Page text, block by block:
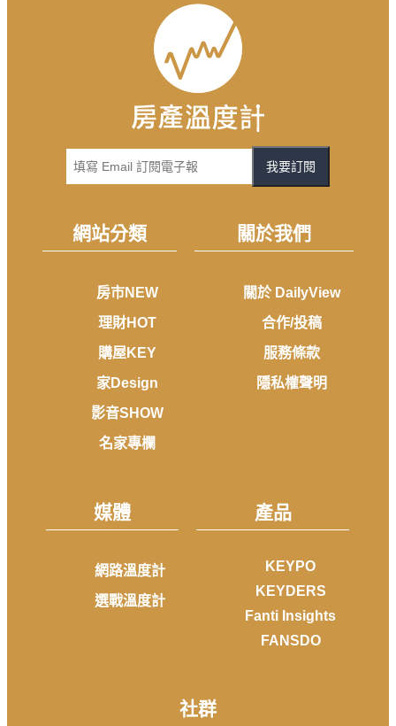
我要訂閱
網站分類
房市NEW
理財HOT
購屋KEY
家Design
影音SHOW
名家專欄
關於我們
關於 DailyView
合作/投稿
服務條款
隱私權聲明
媒體
網路溫度計
選戰溫度計
產品
KEYPO
KEYDERS
Fanti Insights
FANSDO
社群